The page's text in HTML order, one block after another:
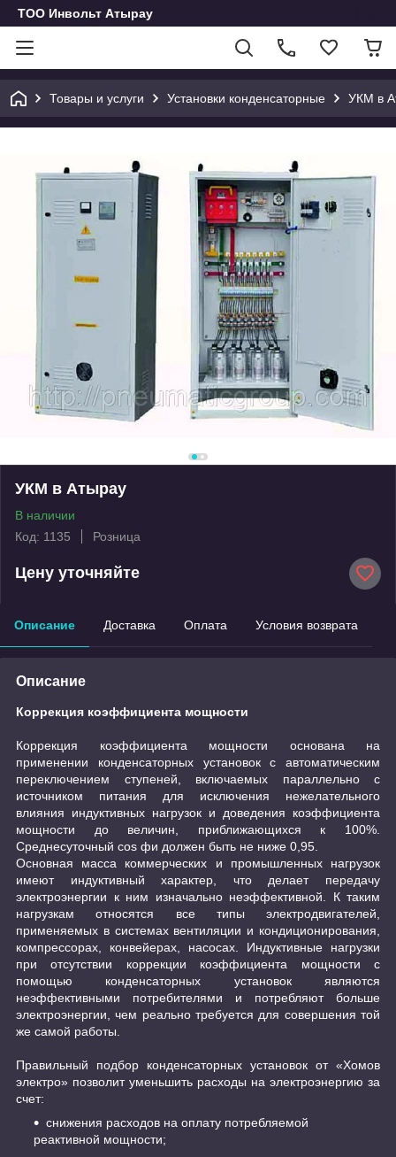
ТОО Инвольт Атырау
Товары и услуги Установки конденсаторные УКМ в
УКМ в Атырау
В наличии
Код: 1135
Розница
Цену уточняйте
Описание Доставка Оплата Условия возврата
Описание
Коррекция коэффициента мощности
Коррекция коэффициента мощности основана на
применении конденсаторных установок с автоматическим
переключением ступеней, включаемых параллельно с
источником питания для исключения нежелательного
влияния индуктивных нагрузок и доведения коэффициента
мощности до величин, приближающихся к 100%.
Среднесуточный cos фи должен быть не ниже 0,95.
Основная масса коммерческих и промышленных нагрузок
имеют индуктивный характер, что делает передачу
электроэнергии к ним изначально неэффективной. К таким
нагрузкам относятся все типы электродвигателей,
применяемых в системах вентиляции и кондиционирования,
компрессорах, конвейерах, насосах. Индуктивные нагрузки
при отсутствии коррекции коэффициента мощности с
помощью конденсаторных установок являются
неэффективными потребителями и потребляют больше
электроэнергии, чем реально требуется для совершения той
же самой работы.
Правильный подбор конденсаторных установок от «Хомов
электро» позволит уменьшить расходы на электроэнергию за
счет:
снижения расходов на оплату потребляемой
реактивной мощности;